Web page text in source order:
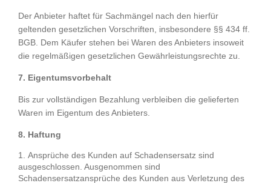
Der Anbieter haftet für Sachmängel nach den hierfür
geltenden gesetzlichen Vorschriften, insbesondere §§ 434 ff.
BGB. Dem Käufer stehen bei Waren des Anbieters insoweit
die regelmäßigen gesetzlichen Gewährleistungsrechte zu.
7. Eigentumsvorbehalt
Bis zur vollständigen Bezahlung verbleiben die gelieferten
Waren im Eigentum des Anbieters.
8. Haftung
Ansprüche des Kunden auf Schadensersatz sind
ausgeschlossen. Ausgenommen sind
Schadensersatzansprüche des Kunden aus Verletzung des